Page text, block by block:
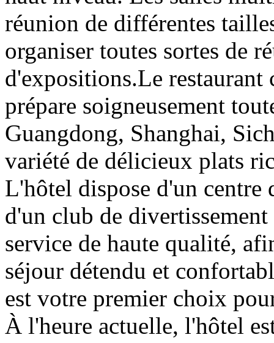
réunion de différentes
organiser toutes sortes de
d'expositions.Le
prépare soigneusement
Guangdong, Shanghai,
variété de délicieux plats
L'hôtel dispose d'un centre
d'un club de
service de haute qualité,
séjour détendu et
est votre premier choix
À l'heure actuelle, l'hôtel